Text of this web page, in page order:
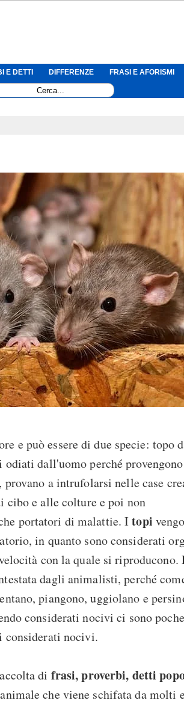
E DETTI DIFFERENZE FRASI E AFORISMI
e può essere di due specie: topo
dall'uomo perché
a intrufolarsi nelle case
cibo e alle colture e poi non
portatori di malattie. Itopi
in quanto sono considerati
con la quale si riproducono.
dagli animalisti, perché
piangono, uggiolano e
considerati nocivi ci sono
considerati nocivi.
di frasi, proverbi, detti
che viene schifata da molti